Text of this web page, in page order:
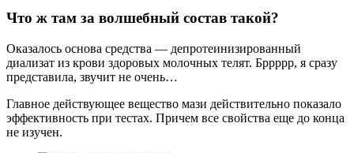
Что ж там за волшебный состав такой?
Оказалось основа средства — депротеинизированный
диализат из крови здоровых молочных телят. Бррррр, я сразу
представила, звучит не очень…
Главное действующее вещество мази действительно показало
эффективность при тестах. Причем все свойства еще до конца
не изучен.